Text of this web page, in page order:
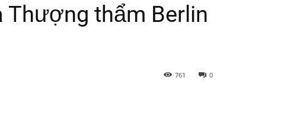
Thượng thẩm Berlin
0
761